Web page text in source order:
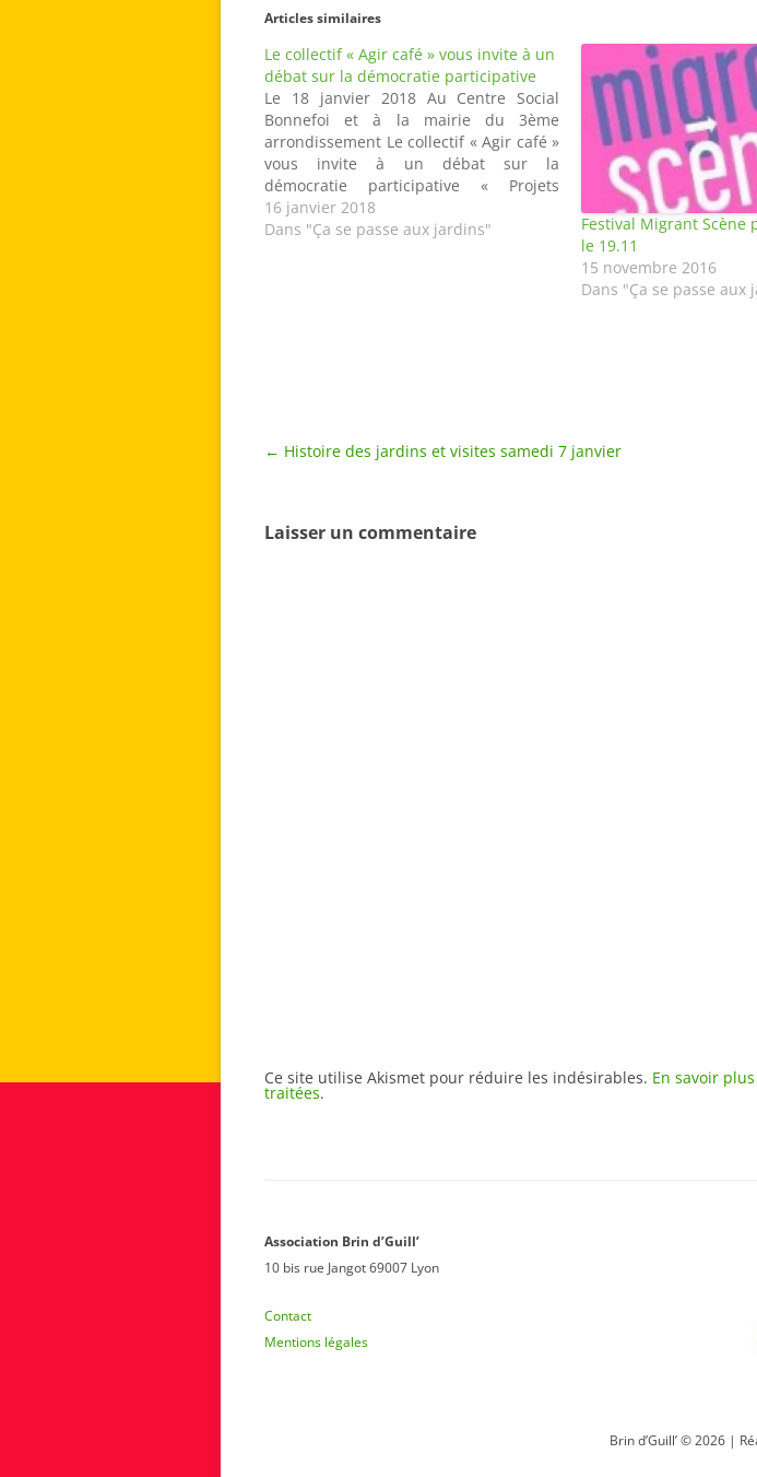
Articles similaires
Le collectif « Agir café » vous invite à un
débat sur la démocratie participative
Le 18 janvier 2018 Au Centre Social
Bonnefoi et à la mairie du 3ème
arrondissement Le collectif « Agir café »
vous invite à un débat sur la
démocratie participative « Projets
urbains : de la concertation à la co-
construction » Ces questions seront
16 janvier 2018
Dans "Ça se passe aux jardins"
Festival Migrant Scène
le 19.11
15 novembre 2016
Dans "Ça se passe aux
Navigation
← Histoire des jardins et visites samedi 7 janvier
Laisser un commentaire
Ce site utilise Akismet pour réduire les indésirables. En savoir
traitées.
Association Brin d’Guill’
10 bis rue Jangot 69007 Lyon
Contact
Mentions légales
Brin d’Guill’ © 2026 |